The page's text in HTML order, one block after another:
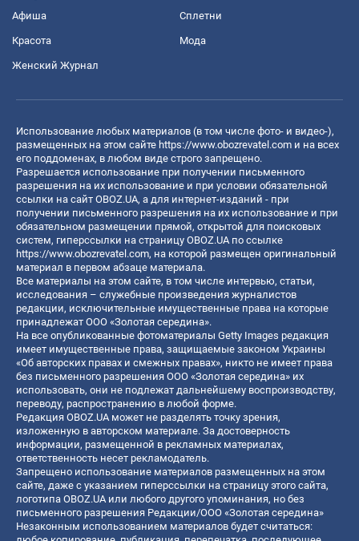
Афиша Сплетни
Красота Мода
Женский Журнал
Использование любых материалов (в том числе фото- и видео-),
размещенных на этом сайте https://www.obozrevatel.com и на всех
его поддоменах, в любом виде строго запрещено.
Разрешается использование при получении письменного
разрешения на их использование и при условии обязательной
ссылки на сайт OBOZ.UA, а для интернет-изданий - при
получении письменного разрешения на их использование и при
обязательном размещении прямой, открытой для поисковых
систем, гиперссылки на страницу OBOZ.UA по ссылке
https://www.obozrevatel.com, на которой размещен оригинальный
материал в первом абзаце материала.
Все материалы на этом сайте, в том числе интервью, статьи,
исследования – служебные произведения журналистов
редакции, исключительные имущественные права на которые
принадлежат ООО «Золотая середина».
На все опубликованные фотоматериалы Getty Images редакция
имеет имущественные права, защищаемые законом Украины
«Об авторских правах и смежных правах», никто не имеет права
без письменного разрешения ООО «Золотая середина» их
использовать, они не подлежат дальнейшему воспроизводству,
переводу, распространению в любой форме.
Редакция OBOZ.UA может не разделять точку зрения,
изложенную в авторском материале. За достоверность
информации, размещенной в рекламных материалах,
ответственность несет рекламодатель.
Запрещено использование материалов размещенных на этом
сайте, даже с указанием гиперссылки на страницу этого сайта,
логотипа OBOZ.UA или любого другого упоминания, но без
письменного разрешения Редакции/ООО «Золотая середина»
Незаконным использованием материалов будет считаться: